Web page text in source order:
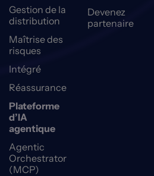
Gestion de la
distribution
Maîtrise des
risques
Intégré
Réassurance
Plateforme
d’IA
agentique
Agentic
Orchestrator
(MCP)
Devenez
partenaire